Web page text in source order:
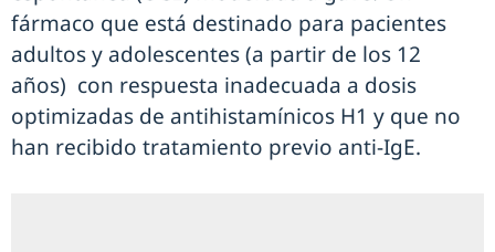
fármaco que está destinado para pacientes
adultos y adolescentes (a partir de los 12
años) con respuesta inadecuada a dosis
optimizadas de antihistamínicos H1 y que no
han recibido tratamiento previo anti-IgE.